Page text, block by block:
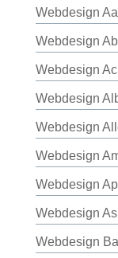
Webdesign
Webdesign
Webdesign
Webdesign
Webdesign
Webdesign
Webdesign
Webdesign
Webdesign